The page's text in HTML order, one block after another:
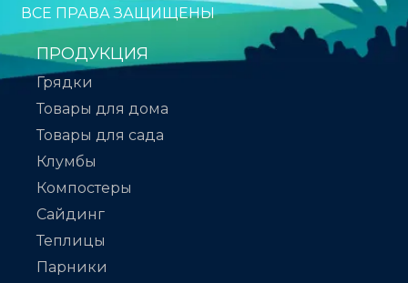
ВСЕ ПРАВА ЗАЩИЩЕНЫ
ПРОДУКЦИЯ
Грядки
Товары для дома
Товары для сада
Клумбы
Компостеры
Сайдинг
Теплицы
Парники